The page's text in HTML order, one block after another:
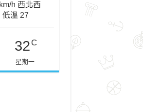
h 西北西
低溫 27
32 C
星期一